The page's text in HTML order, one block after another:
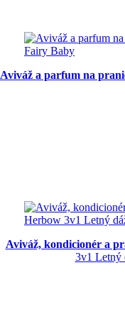
Aviváž a parfum na
Aviváž, kondicionér a
3v1 Letný